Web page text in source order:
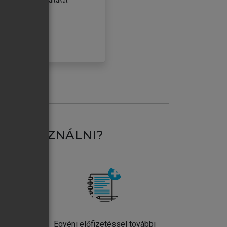
HASZNÁLNI?
Egyéni előfizetéssel további